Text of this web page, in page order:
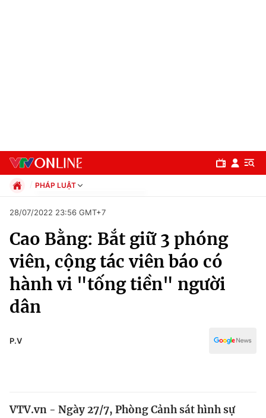
Chuyên mục
Chính trị
Xã hội
Pháp luật
Thế giới
PHÁP LUẬT
Xã hội
Pháp luật
Thể thao
Truyền hình
Y tế
28/07/2022 23:56 GMT+7
Cao Bằng: Bắt giữ 3 phóng
viên, cộng tác viên báo có
hành vi "tống tiền" người
dân
P.V
VTV.vn - Ngày 27/7, Phòng Cảnh sát hình sự